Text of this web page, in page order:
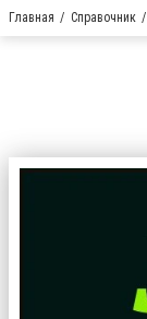
Главная Справочник